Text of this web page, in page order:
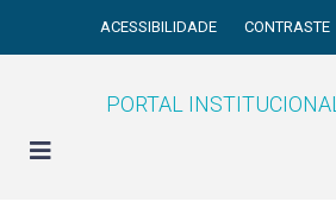
ACESSIBILIDADE CONTRASTE
PORTAL INSTITUCIONAL